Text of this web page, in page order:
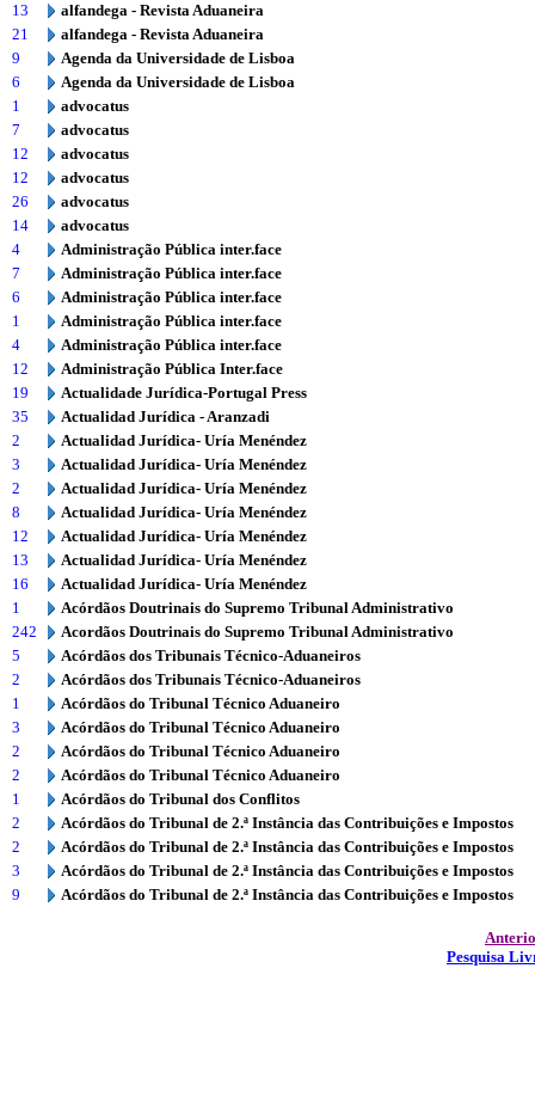
13
alfandega - Revista Aduaneira
21
alfandega - Revista Aduaneira
9
Agenda da Universidade de Lisboa
6
Agenda da Universidade de Lisboa
1
advocatus
7
advocatus
12
advocatus
12
advocatus
26
advocatus
14
advocatus
4
Administração Pública inter.face
7
Administração Pública inter.face
6
Administração Pública inter.face
1
Administração Pública inter.face
4
Administração Pública inter.face
12
Administração Pública Inter.face
19
Actualidade Jurídica-Portugal Press
35
Actualidad Jurídica - Aranzadi
2
Actualidad Jurídica- Uría Menéndez
3
Actualidad Jurídica- Uría Menéndez
2
Actualidad Jurídica- Uría Menéndez
8
Actualidad Jurídica- Uría Menéndez
12
Actualidad Jurídica- Uría Menéndez
13
Actualidad Jurídica- Uría Menéndez
16
Actualidad Jurídica- Uría Menéndez
1
Acórdãos Doutrinais do Supremo Tribunal Administrativo
242
Acordãos Doutrinais do Supremo Tribunal Administrativo
5
Acórdãos dos Tribunais Técnico-Aduaneiros
2
Acórdãos dos Tribunais Técnico-Aduaneiros
1
Acórdãos do Tribunal Técnico Aduaneiro
3
Acórdãos do Tribunal Técnico Aduaneiro
2
Acórdãos do Tribunal Técnico Aduaneiro
2
Acórdãos do Tribunal Técnico Aduaneiro
1
Acórdãos do Tribunal dos Conflitos
2
Acórdãos do Tribunal de 2.ª Instância das Contribuições e Impostos
2
Acórdãos do Tribunal de 2.ª Instância das Contribuições e Impostos
3
Acórdãos do Tribunal de 2.ª Instância das Contribuições e Impostos
9
Acórdãos do Tribunal de 2.ª Instância das Contribuições e Impostos
Pesquisa